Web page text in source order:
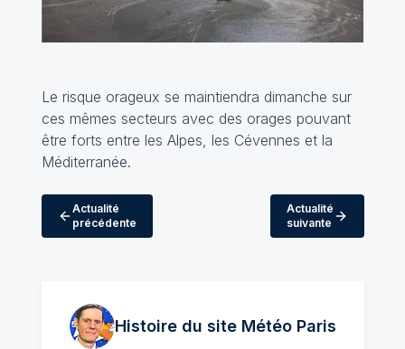
Le risque orageux se maintiendra dimanche sur
ces mêmes secteurs avec des orages pouvant
être forts entre les Alpes, les Cévennes et la
Méditerranée.
Actualité
précédente
Actualité
suivante
Histoire du site MétéoParis